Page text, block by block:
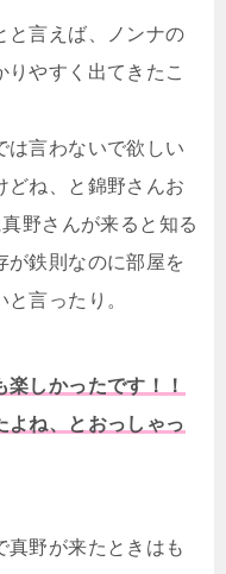
と言えば、ノンナの
やすく出てきたこ
は言わないで欲しい
どね、と錦野さんお
野さんが来ると知る
が鉄則なのに部屋を
言ったり。
しかったです！！
よね、とおっしゃっ
真野が来たときはも